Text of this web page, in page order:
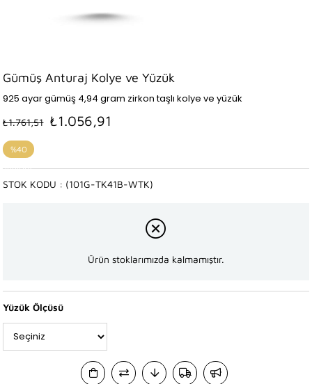
Gümüş Anturaj Kolye ve Yüzük
925 ayar gümüş 4,94 gram zirkon taşlı kolye ve yüzük
₺1.761,51 ₺1.056,91
%40
İndirim
(101G-TK41B-WTK)
STOK KODU
Ürün stoklarımızda kalmamıştır.
Yüzük Ölçüsü